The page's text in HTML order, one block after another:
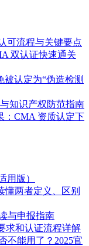
可流程与关键要点
双认证快速通关
认定为“伪造检测
知识产权防范指南
：CMA 资质认定下
用版）
懂两者定义、区别
与申报指南
求和认证流程详解
不能用了？2025官